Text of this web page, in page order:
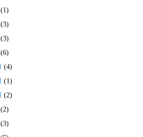
(1)
(3)
(3)
(6)
(4)
(1)
(2)
(2)
(3)